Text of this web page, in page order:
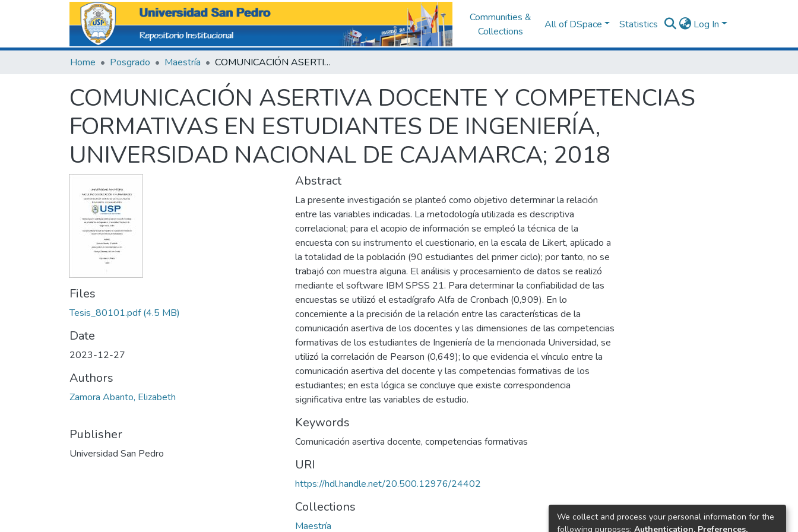
Communities &
Collections
All of DSpace Statistics Log In
Home Posgrado Maestría COMUNICACIÓN ASERTIVA DOCENTE Y COMPETENCIAS FORMATIVAS EN ESTUDIANTES DE INGENIERÍA, UNIVERSIDAD NACIONAL DE CAJAMARCA; 2018
COMUNICACIÓN ASERTIVA DOCENTE Y COMPETENCIAS
FORMATIVAS EN ESTUDIANTES DE INGENIERÍA,
UNIVERSIDAD NACIONAL DE CAJAMARCA; 2018
Files
Tesis_80101.pdf(4.5 MB)
Date
2023-12-27
Authors
Zamora Abanto, Elizabeth
Publisher
Universidad San Pedro
Abstract
La presente investigación se planteó como objetivo determinar la relación
entre las variables indicadas. La metodología utilizada es descriptiva
correlacional; para el acopio de información se empleó la técnica de la
encuesta con su instrumento el cuestionario, en la escala de Likert, aplicado a
la totalidad de la población (90 estudiantes del primer ciclo); por tanto, no se
trabajó con muestra alguna. El análisis y procesamiento de datos se realizó
mediante el software IBM SPSS 21. Para determinar la confiabilidad de las
encuestas se utilizó el estadígrafo Alfa de Cronbach (0,909). En lo
concerniente a la precisión de la relación entre las características de la
comunicación asertiva de los docentes y las dimensiones de las competencias
formativas de los estudiantes de Ingeniería de la mencionada Universidad, se
utilizó la correlación de Pearson (0,649); lo que evidencia el vínculo entre la
comunicación asertiva del docente y las competencias formativas de los
estudiantes; en esta lógica se concluye que existe correspondencia
significativa entre las variables de estudio.
Keywords
Comunicación asertiva docente, competencias formativas
URI
https://hdl.handle.net/20.500.12976/24402
Collections
Maestría
We collect and process your personal information for the
following purposes: Authentication, Preferences,